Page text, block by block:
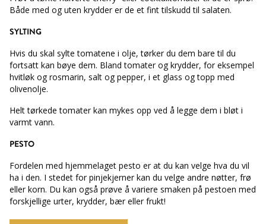
Både med og uten krydder er de et fint tilskudd til salaten.
SYLTING
Hvis du skal sylte tomatene i olje, tørker du dem bare til du
fortsatt kan bøye dem. Bland tomater og krydder, for eksempel
hvitløk og rosmarin, salt og pepper, i et glass og topp med
olivenolje.
Helt tørkede tomater kan mykes opp ved å legge dem i bløt i
varmt vann.
PESTO
Fordelen med hjemmelaget pesto er at du kan velge hva du vil
ha i den. I stedet for pinjekjerner kan du velge andre nøtter, frø
eller korn. Du kan også prøve å variere smaken på pestoen med
forskjellige urter, krydder, bær eller frukt!